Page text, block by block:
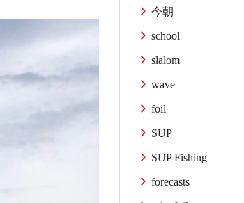
今朝
school
slalom
wave
foil
SUP
SUP Fishing
forecasts